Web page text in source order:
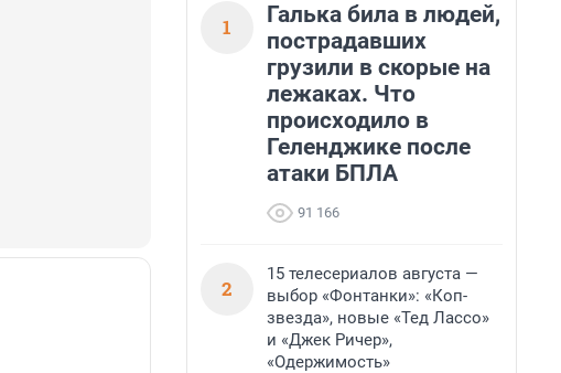
1
Галька била в людей,
пострадавших
грузили в скорые на
лежаках. Что
происходило в
Геленджике после
атаки БПЛА
91 166
2
15 телесериалов августа —
выбор «Фонтанки»: «Коп-
звезда», новые «Тед Лассо»
и «Джек Ричер»,
«Одержимость»